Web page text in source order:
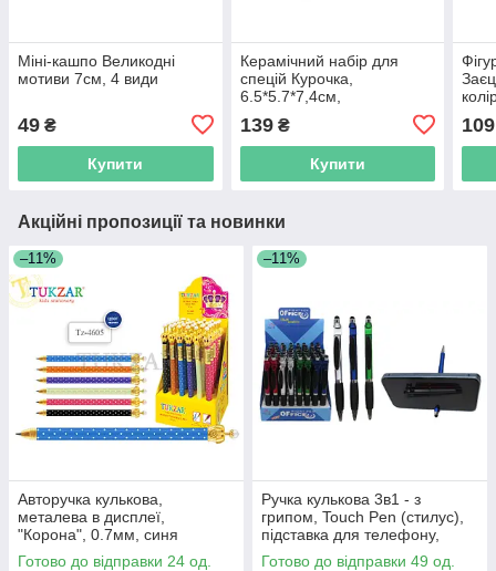
Міні-кашпо Великодні
мотиви 7см, 4 види
49 ₴
Купити
Керамічний набір для
спецій Курочка,
6.5*5.7*7,4см,
білий, коричневий
139₴
Купити
109
Акційні пропозиції та новинки
–11%
Авторучка кулькова,
металева в дисплеї,
"Корона", 0.7мм, синя
Готово до відправки 24 од.
–11%
Ручка кулькова 3в1 - з
грипом, Touch Pen (стилус),
підставка для телефону,
колір чорнил синій
Готово до відправки 49 од.